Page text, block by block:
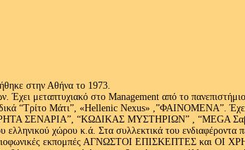
στην Αθήνα το 1973.
μεταπτυχιακό στο Management από το
“Τρίτο Μάτι”, «Hellenic Nexus» ,”ΦΑΙΝΟΜΕΝΑ”.
“ΚΩΔΙΚΑΣ ΜΥΣΤΗΡΙΩΝ” , “MEGA
χώρου κ.ά. Στα συλλεκτικά του
εκπομπές ΑΓΝΩΣΤΟΙ ΕΠΙΣΚΕΠΤΕΣ και ΟΙ